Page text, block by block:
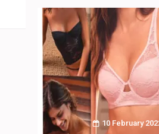
10 February